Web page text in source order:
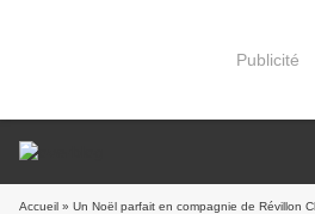
Publicité
Accueil » Un Noël parfait en compagnie de Révillon